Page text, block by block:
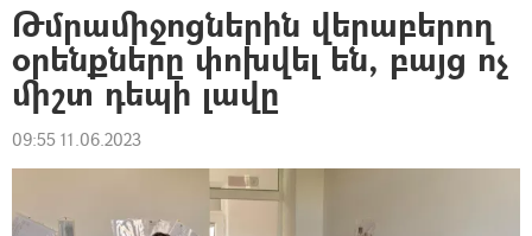
Թմրամիջոցներին վերաբերող
օրենքները փոխվել են, բայց ոչ
միշտ դեպի լավը
09:55 11.06.2023